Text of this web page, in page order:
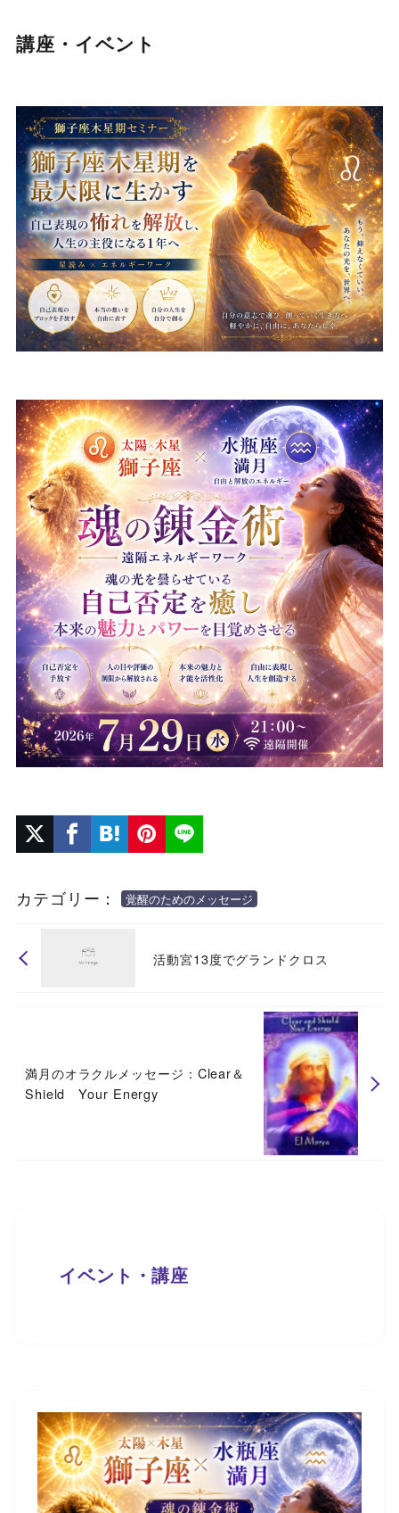
講座・イベント
カテゴリー： 覚醒のためのメッセージ
活動宮13度でグランドクロス
満月のオラクルメッセージ：Clear＆
Shield Your Energy
イベント・講座